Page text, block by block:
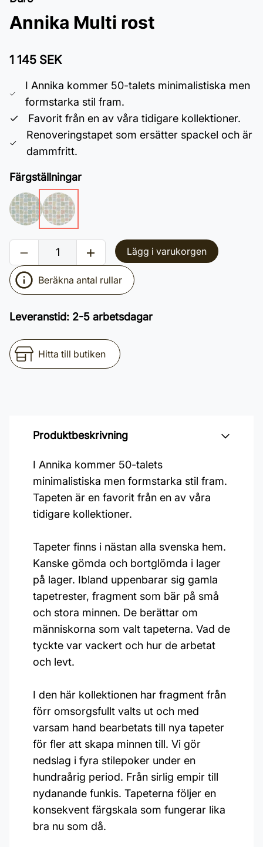
Annika Multi rost
1 145 SEK
I Annika kommer 50-talets minimalistiska men
formstarka stil fram.
Favorit från en av våra tidigare kollektioner.
Renoveringstapet som ersätter spackel och är
dammfritt.
Färgställningar
Lägg i varukorgen
Beräkna antal rullar
Leveranstid: 2-5 arbetsdagar
Hitta till butiken
Produktbeskrivning
I Annika kommer 50-talets
minimalistiska men formstarka stil fram.
Tapeten är en favorit från en av våra
tidigare kollektioner.
Tapeter finns i nästan alla svenska hem.
Kanske gömda och bortglömda i lager
på lager. Ibland uppenbarar sig gamla
tapetrester, fragment som bär på små
och stora minnen. De berättar om
människorna som valt tapeterna. Vad de
tyckte var vackert och hur de arbetat
och levt.
I den här kollektionen har fragment från
förr omsorgsfullt valts ut och med
varsam hand bearbetats till nya tapeter
för fler att skapa minnen till. Vi gör
nedslag i fyra stilepoker under en
hundraårig period. Från sirlig empir till
nydanande funkis. Tapeterna följer en
konsekvent färgskala som fungerar lika
bra nu som då.